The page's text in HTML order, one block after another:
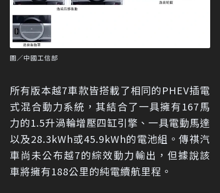
圖／中國工信部
所有版本越7車款皆搭載了相同的PHEV插電
式混合動力系統，其結合了一具擁有167馬
力的1.5升渦輪增壓四缸引擎、一具電動馬達
以及28.3kWh或45.9kWh的電池組。傳祺汽
車尚未公布越7的綜效動力輸出，但據說該
車將擁有188公里的純電續航里程。